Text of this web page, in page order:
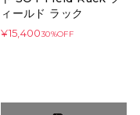
ィールド ラック
¥15,40030%OFF